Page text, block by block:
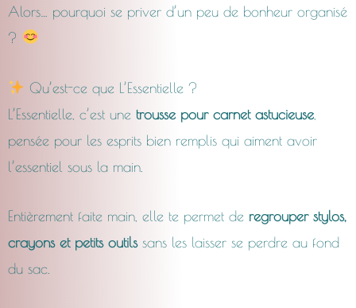
Alors… pourquoi se priver d’un peu de bonheur organisé
?
Qu’est-ce que L’Essentielle ?
L’Essentielle, c’est une trousse pour carnet astucieuse
pensée pour les esprits bien remplis qui aiment avoir
l’essentiel sous la main.
Entièrement faite main, elle te permet de regrouper stylos,
crayons et petits outilssans les laisser se perdre au fond
du sac.